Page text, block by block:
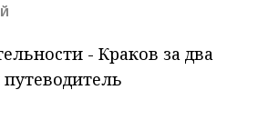
- Краков за два